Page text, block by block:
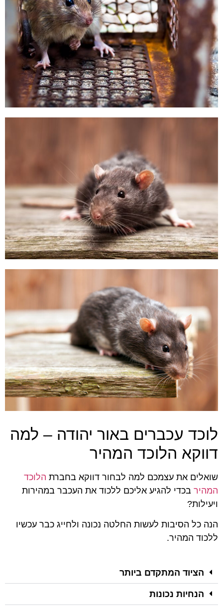
לוכד עכברים באור יהודה – למה
דווקא הלוכד המהיר
שואלים את עצמכם למה לבחור דווקא בחברת הלוכד
המהיר בכדי להגיע אליכם ללכוד את העכבר במהירות
ויעילות?
הנה כל הסיבות לעשות החלטה נכונה ולחייג כבר עכשיו
ללכוד המהיר.
הציוד המתקדם ביותר
הנחיות נכונות